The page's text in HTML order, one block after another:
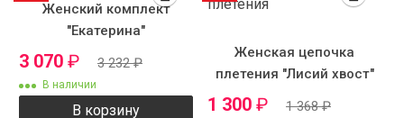
Женский комплект
"Екатерина"
3 070 ₽ 3 232₽
В наличии
В корзину
Женская цепочка
плетения "Лисий хвост"
1 300 ₽ 1 368₽